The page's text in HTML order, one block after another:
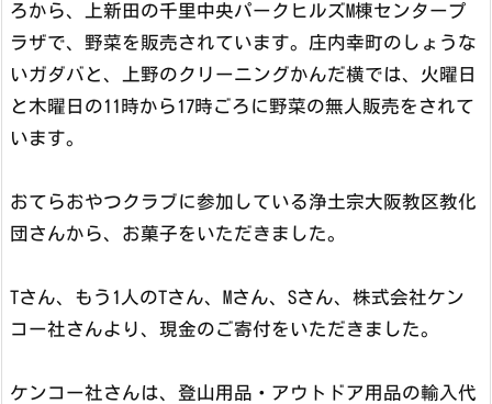
ろから、上新田の千里中央パークヒルズM棟センタープ
ラザで、野菜を販売されています。庄内幸町のしょうな
いガダバと、上野のクリーニングかんだ横では、火曜日
と木曜日の11時から17時ごろに野菜の無人販売をされて
います。
おてらおやつクラブに参加している浄土宗大阪教区教化
団さんから、お菓子をいただきました。
Tさん、もう1人のTさん、Mさん、Sさん、株式会社ケン
コー社さんより、現金のご寄付をいただきました。
ケンコー社さんは、登山用品・アウトドア用品の輸入代